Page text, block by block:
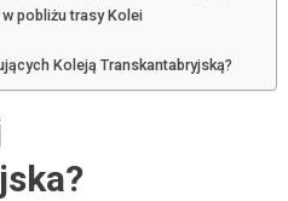
pobliżu trasy Kolei
Koleją Transkantabryjską?